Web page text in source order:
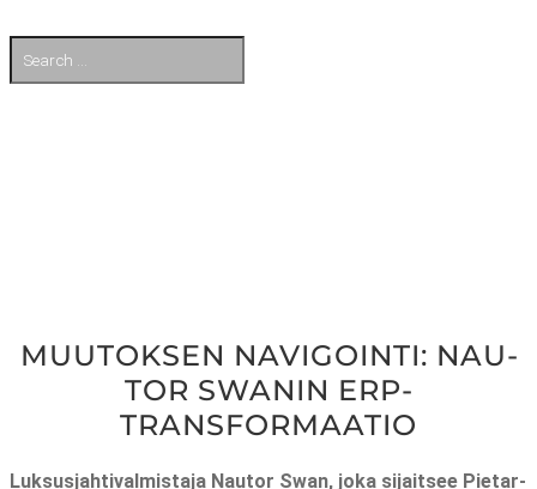
MUU­TOK­SEN NAVI­GOIN­TI: NAU­
TOR SWA­NIN ERP-
TRANSFORMAATIO
Luk­sus­jah­ti­val­mis­ta­ja Nau­tor Swan, joka sijait­see Pie­tar­